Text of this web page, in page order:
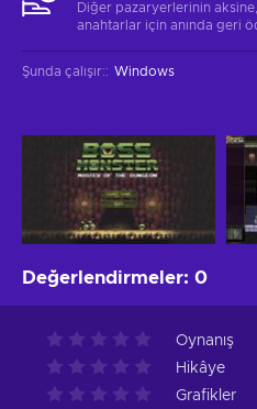
Diğer pazaryerlerinin
anahtarlar için anında geri
Şunda çalışır:: Windows
Değerlendirmeler: 0
Oynanış
Hikâye
Grafikler